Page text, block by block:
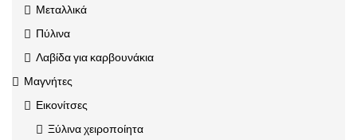
Μεταλλικά
Πύλινα
Λαβίδα για καρβουνάκια
Μαγνήτες
Εικονίτσες
Ξύλινα χειροποίητα